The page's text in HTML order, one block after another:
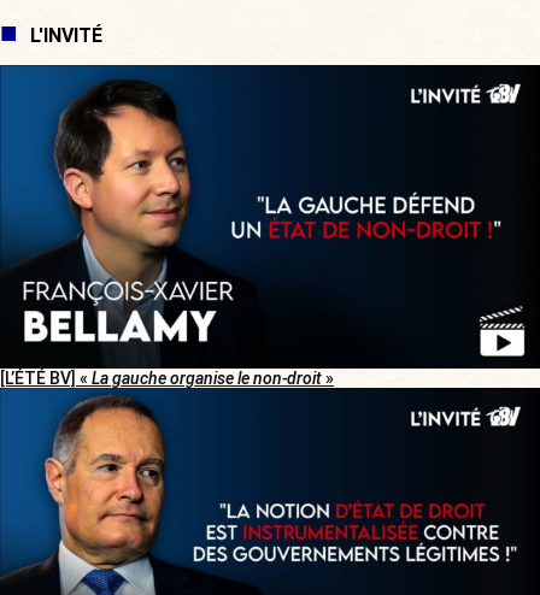
L'INVITÉ
[L’ÉTÉ BV] « La gauche organise le non-droit»